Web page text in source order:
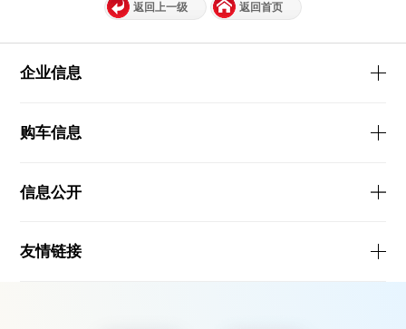
返回上一级 返回首页
企业信息
购车信息
信息公开
友情链接